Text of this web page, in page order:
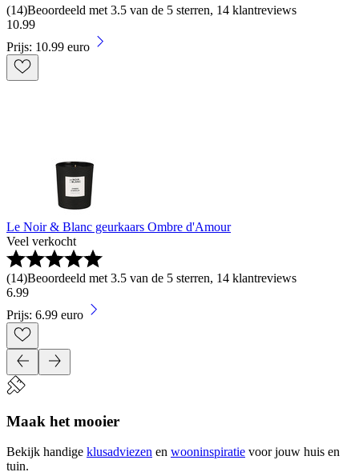
(14)Beoordeeld met 3.5 van de 5 sterren, 14 klantreviews
10.99
Prijs: 10.99 euro
Le Noir & Blanc geurkaars Ombre d'Amour
Veel verkocht
(14)Beoordeeld met 3.5 van de 5 sterren, 14 klantreviews
6.99
Prijs: 6.99 euro
Maak het mooier
Bekijk handige klusadviezen en wooninspiratie voor jouw huis en
tuin.